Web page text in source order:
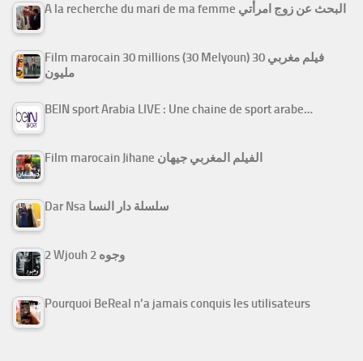
A la recherche du mari de ma femme البحث عن زوج امرأتي
Film marocain 30 millions (30 Melyoun) فيلم مغربي 30
مليون
BEIN sport Arabia LIVE : Une chaine de sport arabe…
Film marocain Jihane الفيلم المغربي جيهان
Dar Nsa سلسلة دار النسا
2 Wjouh 2 وجوه
Pourquoi BeReal n’a jamais conquis les utilisateurs